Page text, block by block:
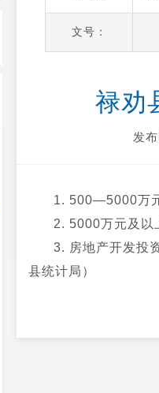
文号：
禄劝
发
1. 500—5000万
2. 5000万元及以
3. 房地产开发投
县统计局）